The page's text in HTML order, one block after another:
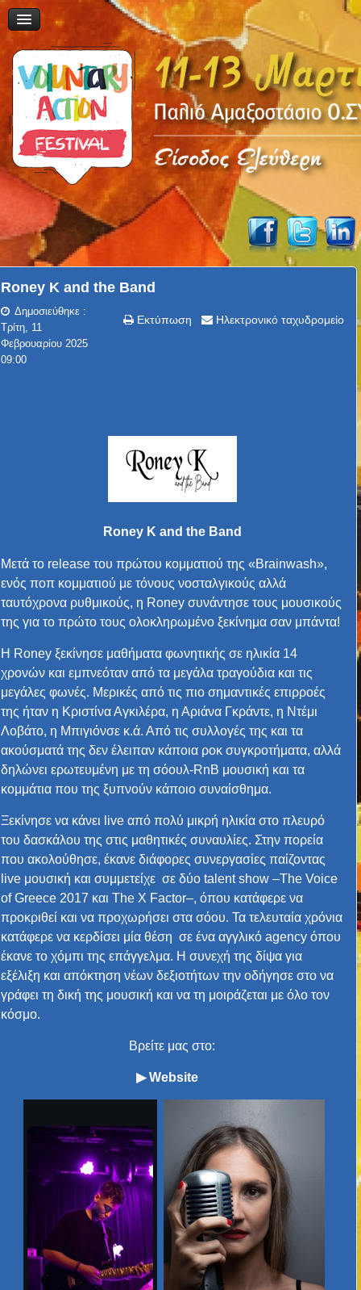
Roney K and the Band
Εκτύπωση Ηλεκτρονικό ταχυδρομείο
Δημοσιεύθηκε :
Τρίτη, 11
Φεβρουαρίου 2025
09:00
Roney K and the Band
Μετά το release του πρώτου κομματιού της «Βrainwash»,
ενός ποπ κομματιού με τόνους νοσταλγικούς αλλά
ταυτόχρονα ρυθμικούς, η Roney συνάντησε τους μουσικούς
της για το πρώτο τους ολοκληρωμένο ξεκίνημα σαν μπάντα!
Η Roney ξεκίνησε μαθήματα φωνητικής σε ηλικία 14
χρονών και εμπνεόταν από τα μεγάλα τραγούδια και τις
μεγάλες φωνές. Μερικές από τις πιο σημαντικές επιρροές
της ήταν η Κριστίνα Αγκιλέρα, η Αριάνα Γκράντε, η Ντέμι
Λοβάτο, η Μπιγιόνσε κ.ά. Από τις συλλογές της και τα
ακούσματά της δεν έλειπαν κάποια ροκ συγκροτήματα, αλλά
δηλώνει ερωτευμένη με τη σόουλ-RnB μουσική και τα
κομμάτια που της ξυπνούν κάποιο συναίσθημα.
Ξεκίνησε να κάνει live από πολύ μικρή ηλικία στο πλευρό
του δασκάλου της στις μαθητικές συναυλίες. Στην πορεία
που ακολούθησε, έκανε διάφορες συνεργασίες παίζοντας
live μουσική και συμμετείχε σε δύο talent show –The Voice
of Greece 2017 και The X Factor–, όπου κατάφερε να
προκριθεί και να προχωρήσει στα σόου. Τα τελευταία χρόνια
κατάφερε να κερδίσει μία θέση σε ένα αγγλικό agency όπου
έκανε το χόμπι της επάγγελμα. Η συνεχή της δίψα για
εξέλιξη και απόκτηση νέων δεξιοτήτων την οδήγησε στο να
γράφει τη δική της μουσική και να τη μοιράζεται με όλο τον
κόσμο.
Βρείτε μας στο:
▶Website